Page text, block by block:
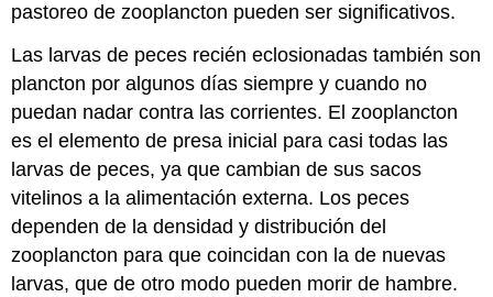
pastoreo de zooplancton pueden ser significativos.
Las larvas de peces recién eclosionadas también son
plancton por algunos días siempre y cuando no
puedan nadar contra las corrientes. El zooplancton
es el elemento de presa inicial para casi todas las
larvas de peces, ya que cambian de sus sacos
vitelinos a la alimentación externa. Los peces
dependen de la densidad y distribución del
zooplancton para que coincidan con la de nuevas
larvas, que de otro modo pueden morir de hambre.